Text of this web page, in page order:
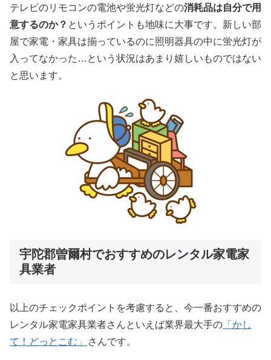
テレビのリモコンの電池や蛍光灯などの消耗品は自分で用
意するのか？ というポイントも地味に大事です。新しい部
屋で家電・家具は揃っているのに照明器具の中に蛍光灯が
入ってなかった…という状況はあまり嬉しいものではない
と思います。
宇陀郡曽爾村でおすすめのレンタル家電家
具業者
以上のチェックポイントを考慮すると、今一番おすすめの
レンタル家電家具業者さんといえば業界最大手の 「かし
て！どっとこむ」
さんです。